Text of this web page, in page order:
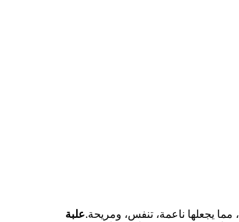
، مما يجعلها ناعمة، تنفس، ومريحة.علبة